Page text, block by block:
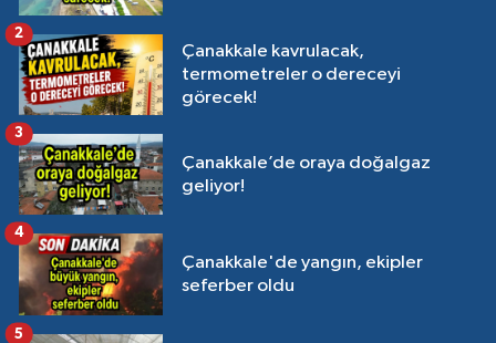
Çanakkale kavrulacak,
termometreler o dereceyi
görecek!
2
Çanakkale’de oraya doğalgaz
geliyor!
3
Çanakkale'de yangın, ekipler
seferber oldu
4
5